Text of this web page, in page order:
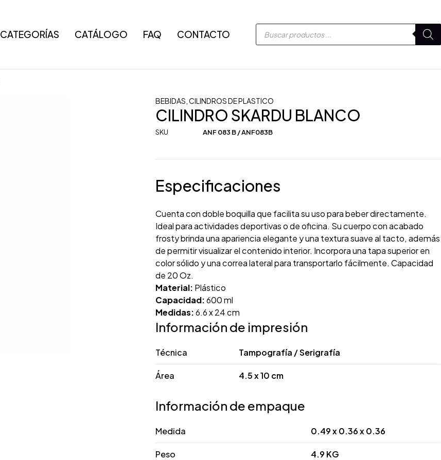
CATEGORÍAS CATÁLOGO FAQ CONTACTO
BEBIDAS ,CILINDROS DE PLASTICO
CILINDRO SKARDU BLANCO
SKU ANF 083 B / ANF083B
Especificaciones
Cuenta con doble boquilla que facilita su uso para beber directamente.
Ideal para actividades deportivas o de oficina. Su cuerpo con acabado
frosty brinda una apariencia elegante y una textura suave al tacto, además
de permitir visualizar el contenido interior. Incorpora una tapa superior en
color sólido y una correa lateral para transportarlo fácilmente. Capacidad
de 20 Oz.
Material: Plástico
Capacidad:600 ml
Medidas:6.6 x 24 cm
Información de impresión
Técnica Tampografía / Serigrafía
Área 4.5 x 10 cm
Información de empaque
Medida 0.49 x 0.36 x 0.36
Peso 4.9 KG